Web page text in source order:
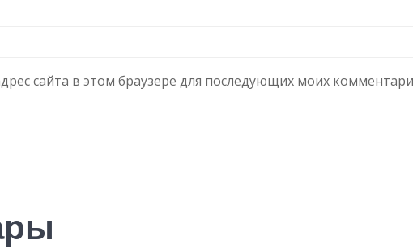
сайта в этом браузере для последующих моих